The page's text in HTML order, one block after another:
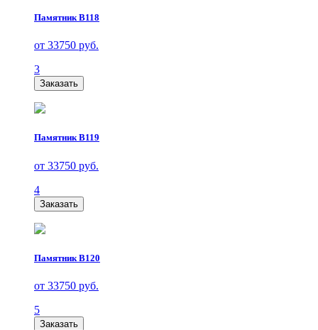
Памятник В118
от 33750 руб.
3
Заказать
Памятник В119
от 33750 руб.
4
Заказать
Памятник В120
от 33750 руб.
5
Заказать